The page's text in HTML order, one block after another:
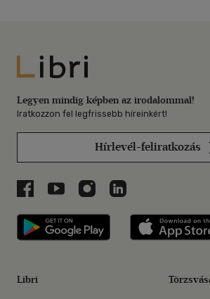
Libri
Legyen mindig képben az irodalommal!
Iratkozzon fel legfrissebb híreinkért!
Hírlevél-feliratkozás
Libri a Facebookon
Libri a Youtube-on
Libri az Instagramon
Libri a
Libri applikáció
Libri